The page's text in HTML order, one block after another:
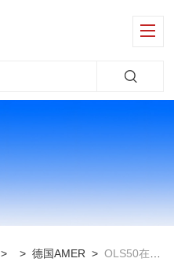
> >德国AMER >OLS50在线酸碱浓度电极